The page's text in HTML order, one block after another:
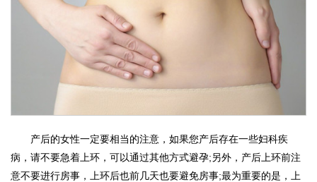
产后的女性一定要相当的注意，如果您产后存在一些妇科疾
病，请不要急着上环，可以通过其他方式避孕;另外，产后上环前注
意不要进行房事，上环后也前几天也要避免房事;最为重要的是，上